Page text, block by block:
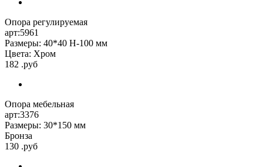
Опора регулируемая
арт:5961
Размеры: 40*40 H-100 мм
Цвета: Хром
182 .руб
Опора мебельная
арт:3376
Размеры: 30*150 мм
Бронза
130 .руб